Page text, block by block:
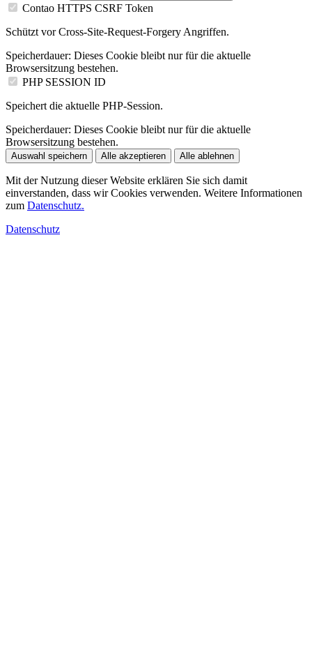
Contao HTTPS CSRF Token
Schützt vor Cross-Site-Request-Forgery Angriffen.
Speicherdauer: Dieses Cookie bleibt nur für die aktuelle
Browsersitzung bestehen.
PHP SESSION ID
Speichert die aktuelle PHP-Session.
Speicherdauer: Dieses Cookie bleibt nur für die aktuelle
Browsersitzung bestehen.
Auswahl speichern Alle akzeptieren Alle ablehnen
Mit der Nutzung dieser Website erklären Sie sich damit
einverstanden, dass wir Cookies verwenden. Weitere Informationen
zum Datenschutz.
Datenschutz